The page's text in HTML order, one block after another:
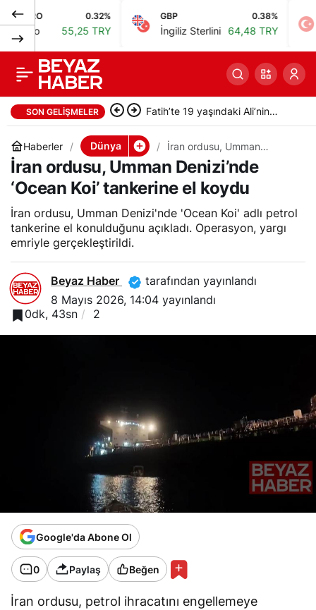
55,25 TRY
GBP
İngiliz Sterlini 64,48 TRY
BIST
Bist
SON GELIŞMELER Alpaslan: Türkiye Kültür Yolu
Festivalleri dünya markası oldu
Haberler Dünya
İran ordusu, Umman
Denizi’nde ‘Ocean Koi’
tankerine el koydu
İran ordusu, Umman Denizi’nde
‘Ocean Koi’ tankerine el koydu
İran ordusu, Umman Denizi'nde 'Ocean Koi' adlı petrol
tankerine el konulduğunu açıkladı. Operasyon, yargı
emriyle gerçekleştirildi.
Beyaz Haber
tarafından yayınlandı
8 Mayıs 2026, 14:04 yayınlandı
0dk, 43sn
2
Google'da Abone Ol
0 Paylaş Beğen
İran ordusu, petrol ihracatını engellemeye
Trump, AB’ye Tarife
Uyarısı: 4 Temmuz’a
Kadar Süre Verdi
Paylaş